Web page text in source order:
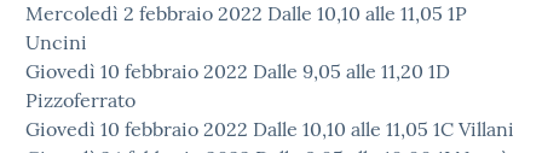
Mercoledì 2 febbraio 2022 Dalle 10,10 alle 11,05 1P
Uncini
Giovedì 10 febbraio 2022 Dalle 9,05 alle 11,20 1D
Pizzoferrato
Giovedì 10 febbraio 2022 Dalle 10,10 alle 11,05 1C Villani